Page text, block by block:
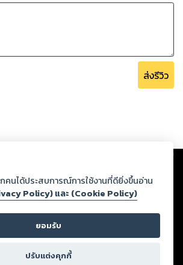
ส่งรีวิว
โหลดผ่านเว็บไซต์และปรากฏว่าละเมิดสิทธิใน
คลอื่นหรือขัดต่อกฎหมายและศีลธรรม ดังนั้น ผู้อ่าน
ในการกลั่นกรองด้วยตนเอง และหากท่านพบว่าส่วน
ละศีลธรรม กรุณาแจ้งมายังบริษัท เพื่อทีมงานจะได้
างสตอรี่ล็อกขอสงวนลิขสิทธิ์ตามพระราชบัญญัติ
สุด)
กคนได้ประสบการณ์การใช้งานที่ดียิ่งขึ้นอ่าน
Policy) และ (Cookie Policy)
ยอมรับ
ปรับแต่งคุกกี้